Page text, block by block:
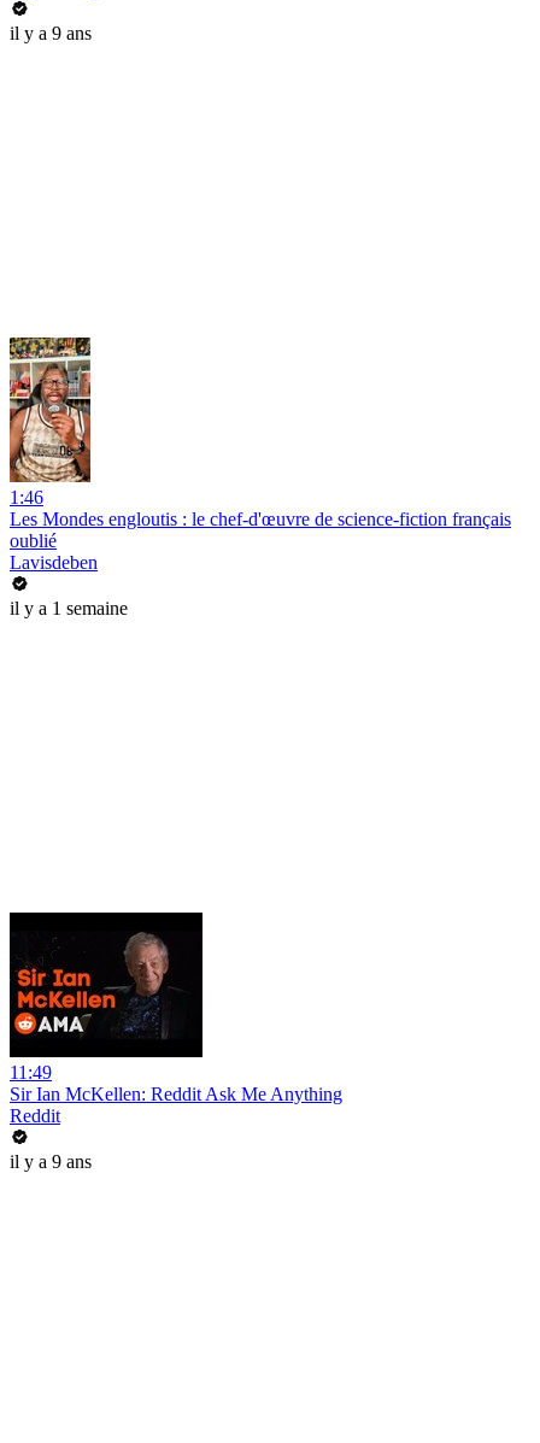
il y a 9 ans
1:46
Les Mondes engloutis : le chef-d'œuvre de science-fiction français
oublié
Lavisdeben
il y a 1 semaine
11:49
Sir Ian McKellen: Reddit Ask Me Anything
Reddit
il y a 9 ans